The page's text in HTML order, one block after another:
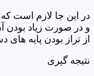
در این جا لازم است
و در صورت زیاد بودن
از تراز بودن پایه های
نتیجه گیری